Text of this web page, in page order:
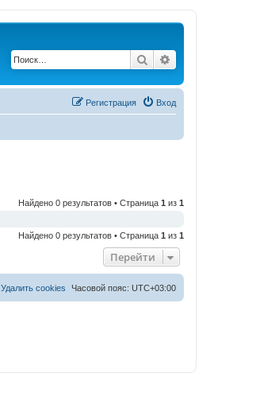
Поиск
Вход
Регистрация
Найдено 0 результатов • Страница 1 из 1
Найдено 0 результатов • Страница 1 из 1
Перейти
Часовой пояс: UTC+03:00
Удалить cookies